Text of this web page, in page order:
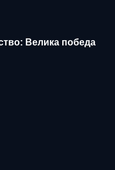
Велика победа